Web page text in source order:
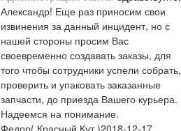
Александр! Еще раз приносим свои
извинения за данный инцидент, но с
нашей стороны просим Вас
своевременно создавать заказы, для
того чтобы сотрудники успели собрать,
проверить и упаковать заказанные
запчасти, до приезда Вашего курьера.
Надеемся на понимание.
Федор( Красный Кут )2018-12-17